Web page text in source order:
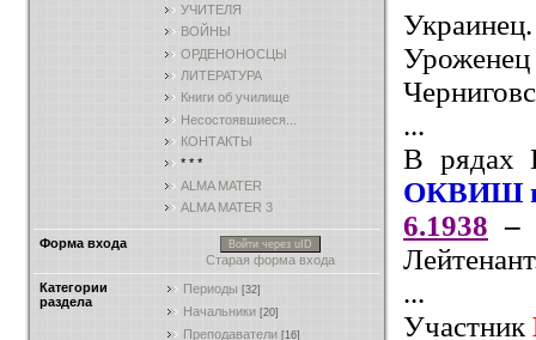
УЧИТЕЛЯ
ВОЙНЫ
ОРДЕНОНОСЦЫ
ЛИТЕРАТУРА
Книги об училище
Несостоявшиеся...
КОНТАКТЫ
* * *
ALMA MATER
ALMA MATER 3
Форма входа Войти через uID
Старая форма входа
Категории
раздела
Периоды [32]
Начальники [20]
Преподаватели [16]
Украинец.
...
В рядах
ОКВИШ
6.1938 –
...
Участник